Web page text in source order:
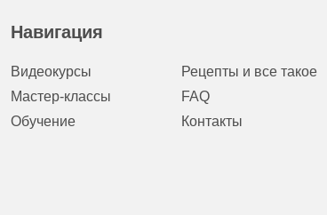
Навигация
Видеокурсы
Мастер-классы
Обучение
Рецепты и все такое
FAQ
Контакты